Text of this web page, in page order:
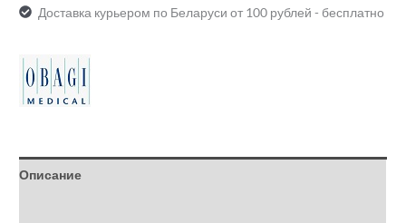
Доставка курьером по Беларуси от 100 рублей - бесплатно
Описание